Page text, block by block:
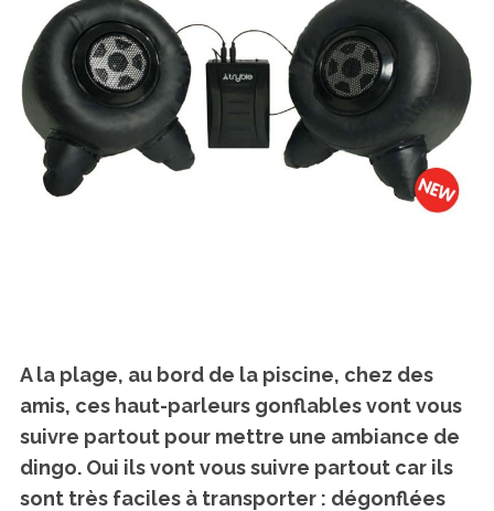
A la plage, au bord de la piscine, chez des
amis, ces haut-parleurs gonflables vont vous
suivre partout pour mettre une ambiance de
dingo.Oui ils vont vous suivre partout car ils
sont très faciles à transporter : dégonflées